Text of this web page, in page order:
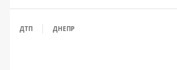
ДТП ДНЕПР